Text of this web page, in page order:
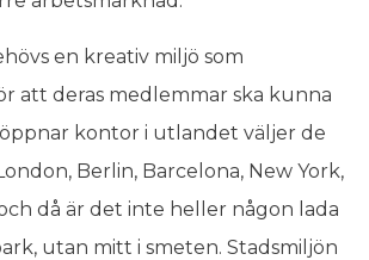
en kreativ miljö som
att deras medlemmar ska kunna
öppnar kontor i utlandet väljer de
Berlin, Barcelona, New York,
då är det inte heller någon lada
utan mitt i smeten. Stadsmiljön